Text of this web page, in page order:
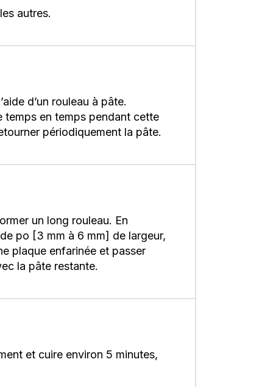
autres.
d’un rouleau à pâte.
temps en temps pendant cette
périodiquement la pâte.
un long rouleau. En
po [3 mm à 6 mm] de largeur,
plaque enfarinée et passer
la pâte restante.
et cuire environ 5 minutes,